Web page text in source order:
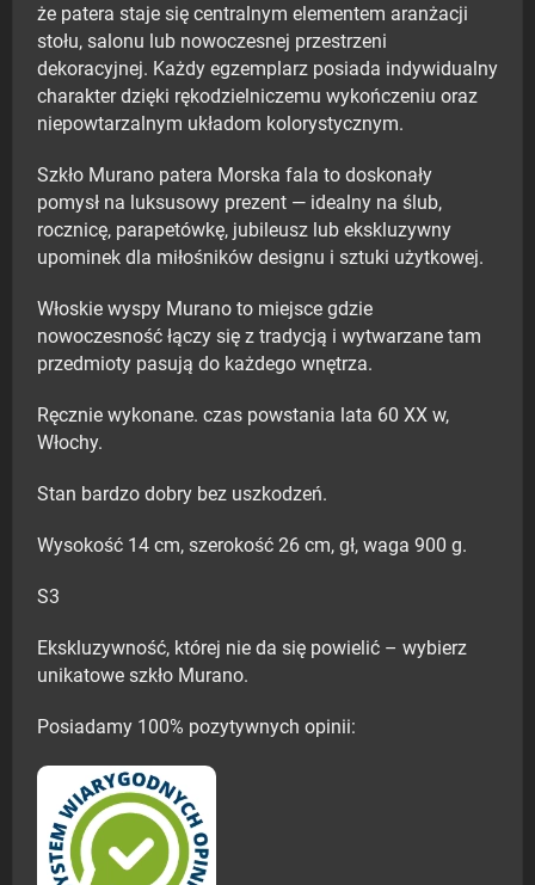
że patera staje się centralnym elementem aranżacji
stołu, salonu lub nowoczesnej przestrzeni
dekoracyjnej. Każdy egzemplarz posiada indywidualny
charakter dzięki rękodzielniczemu wykończeniu oraz
niepowtarzalnym układom kolorystycznym.
Szkło Murano patera Morska fala to doskonały
pomysł na luksusowy prezent — idealny na ślub,
rocznicę, parapetówkę, jubileusz lub ekskluzywny
upominek dla miłośników designu i sztuki użytkowej.
Włoskie wyspy Murano to miejsce gdzie
nowoczesność łączy się z tradycją i wytwarzane tam
przedmioty pasują do każdego wnętrza.
Ręcznie wykonane. czas powstania lata 60 XX w,
Włochy.
Stan bardzo dobry bez uszkodzeń.
Wysokość 14 cm, szerokość 26 cm, gł, waga 900 g.
S3
Ekskluzywność, której nie da się powielić – wybierz
unikatowe szkło Murano.
Posiadamy 100% pozytywnych opinii: